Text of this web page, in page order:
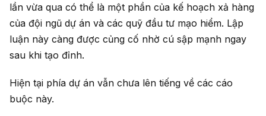
lần vừa qua có thể là một phần của kế hoạch xả hàng
của đội ngũ dự án và các quỹ đầu tư mạo hiểm. Lập
luận này càng được củng cố nhờ cú sập mạnh ngay
sau khi tạo đỉnh.
Hiện tại phía dự án vẫn chưa lên tiếng về các cáo
buộc này.